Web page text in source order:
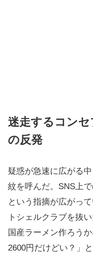
迷走するコン
の反発
疑惑が急速に広がる
紋を呼んだ。SNS上
という指摘が広がっ
トシェルクラブを抜
国産ラーメン作ろう
2600円だけどい？」